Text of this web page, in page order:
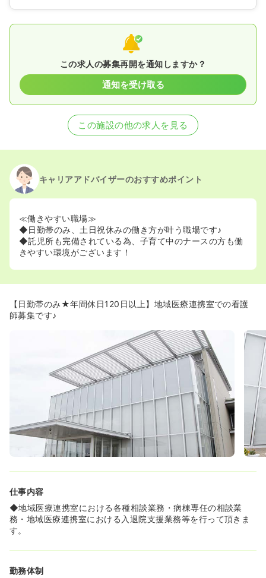
この求人の募集再開を通知しますか？
通知を受け取る
この施設の他の求人を見る
キャリアアドバイザーのおすすめポイント
≪働きやすい職場≫
◆日勤帯のみ、土日祝休みの働き方が叶う職場です♪
◆託児所も完備されている為、子育て中のナースの方も働
きやすい環境がございます！
【日勤帯のみ★年間休日120日以上】地域医療連携室での看護
師募集です♪
仕事内容
◆地域医療連携室における各種相談業務・病棟専任の相談業
務・地域医療連携室における入退院支援業務等を行って頂きま
す。
勤務体制